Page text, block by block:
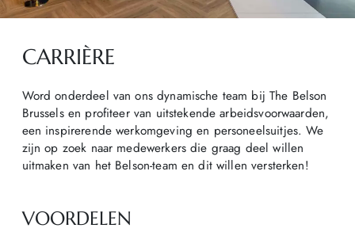
CARRIÈRE
Word onderdeel van ons dynamische team bij The Belson
Brussels en profiteer van uitstekende arbeidsvoorwaarden,
een inspirerende werkomgeving en personeelsuitjes. We
zijn op zoek naar medewerkers die graag deel willen
uitmaken van het Belson-team en dit willen versterken!
VOORDELEN